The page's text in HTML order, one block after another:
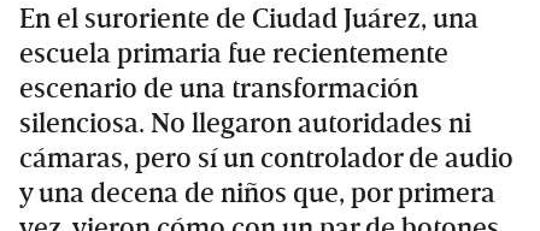
En el suroriente de Ciudad Juárez, una
escuela primaria fue recientemente
escenario de una transformación
silenciosa. No llegaron autoridades ni
cámaras, pero sí un controlador de audio
y una decena de niños que, por primera